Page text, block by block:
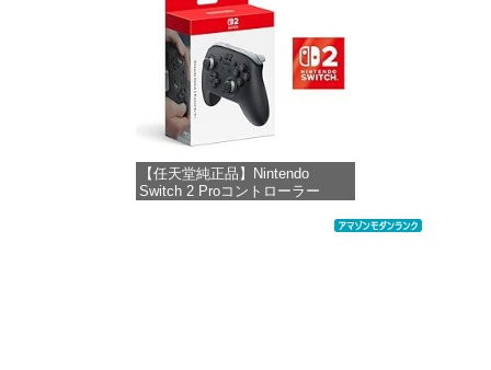
【任天堂純正品】Nintendo
Switch 2 Proコントローラー
Nintendo Switch 2 ロゴデザイン